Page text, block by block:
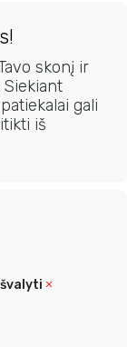
skonį ir
Siekiant
gali
iš
Išvalyti